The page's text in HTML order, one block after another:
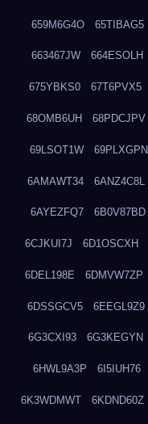
659M6G4O 65TIBAG5
663467JW 664ESOLH
675YBKS0 67T6PVX5
68OMB6UH 68PDCJPV
69LSOT1W 69PLXGPN
6AMAWT34 6ANZ4C8L
6AYEZFQ7 6B0V87BD
6CJKUI7J 6D1OSCXH
6DEL198E 6DMVW7ZP
6DSSGCV5 6EEGL9Z9
6G3CXI93 6G3KEGYN
6HWL9A3P 6I5IUH76
6K3WDMWT 6KDND60Z